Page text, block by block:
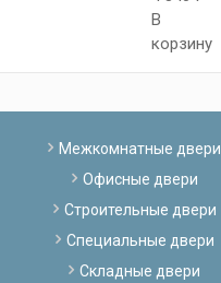
В
корзину
Межкомнатные двери
Офисные двери
Строительные двери
Специальные двери
Складные двери